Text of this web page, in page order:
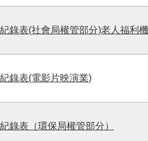
錄表(社會局權管部分)老人福利
錄表(電影片映演業)
錄表（環保局權管部分）